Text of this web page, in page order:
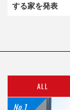
する家を発表
ALL